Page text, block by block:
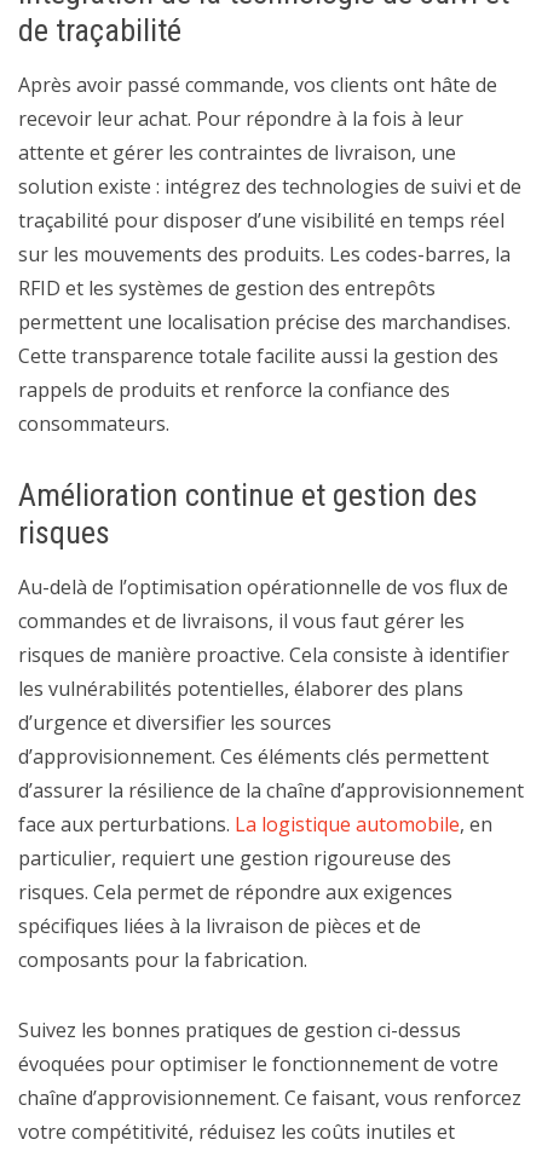
de traçabilité
Après avoir passé commande, vos clients ont hâte de
recevoir leur achat. Pour répondre à la fois à leur
attente et gérer les contraintes de livraison, une
solution existe : intégrez des technologies de suivi et de
traçabilité pour disposer d’une visibilité en temps réel
sur les mouvements des produits. Les codes-barres, la
RFID et les systèmes de gestion des entrepôts
permettent une localisation précise des marchandises.
Cette transparence totale facilite aussi la gestion des
rappels de produits et renforce la confiance des
consommateurs.
Amélioration continue et gestion des
risques
Au-delà de l’optimisation opérationnelle de vos flux de
commandes et de livraisons, il vous faut gérer les
risques de manière proactive. Cela consiste à identifier
les vulnérabilités potentielles, élaborer des plans
d’urgence et diversifier les sources
d’approvisionnement. Ces éléments clés permettent
d’assurer la résilience de la chaîne d’approvisionnement
face aux perturbations. La logistique automobile, en
particulier, requiert une gestion rigoureuse des
risques. Cela permet de répondre aux exigences
spécifiques liées à la livraison de pièces et de
composants pour la fabrication.
Suivez les bonnes pratiques de gestion ci-dessus
évoquées pour optimiser le fonctionnement de votre
chaîne d’approvisionnement. Ce faisant, vous renforcez
votre compétitivité, réduisez les coûts inutiles et